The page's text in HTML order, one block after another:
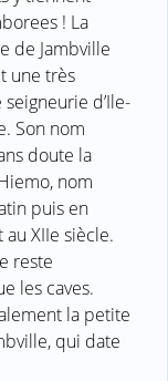
! La
de Jambville
une très
d’Ile-
Son nom
doute la
nom
puis en
XIIe siècle.
reste
les caves.
la petite
qui date